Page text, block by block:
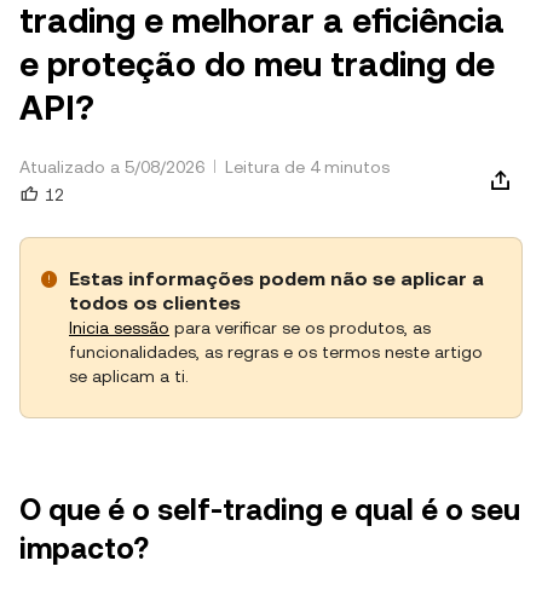
trading e melhorar a eficiência
e proteção do meu trading de
API?
Atualizado a 5/08/2026
Leitura de 4 minutos
12
Estas informações podem não se aplicar a
todos os clientes
Inicia sessão para verificar se os produtos, as
funcionalidades, as regras e os termos neste artigo
se aplicam a ti.
O que é o self-trading e qual é o seu
impacto?